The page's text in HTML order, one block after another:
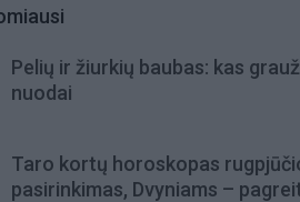
Pelių ir žiurkių baubas: kas
nuodai
Taro kortų horoskopas
pasirinkimas, Dvyniams –